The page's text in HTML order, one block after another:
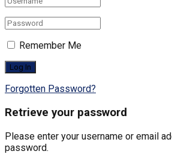
Remember Me
Forgotten Password?
Retrieve your password
Please enter your username or email
password.